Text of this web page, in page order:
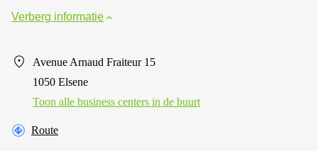
Verberg informatie
Avenue Arnaud Fraiteur 15
1050 Elsene
Toon alle business centers in de buurt
Route